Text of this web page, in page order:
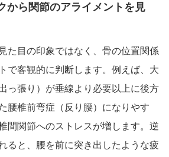
から関節のアライメントを見
た目の印象ではなく、骨の位置関係
で客観的に判断します。例えば、大
っ張り）が垂線より必要以上に後方
腰椎前弯症（反り腰）になりやす
間関節へのストレスが増します。逆
ると、腰を前に突き出したような疲